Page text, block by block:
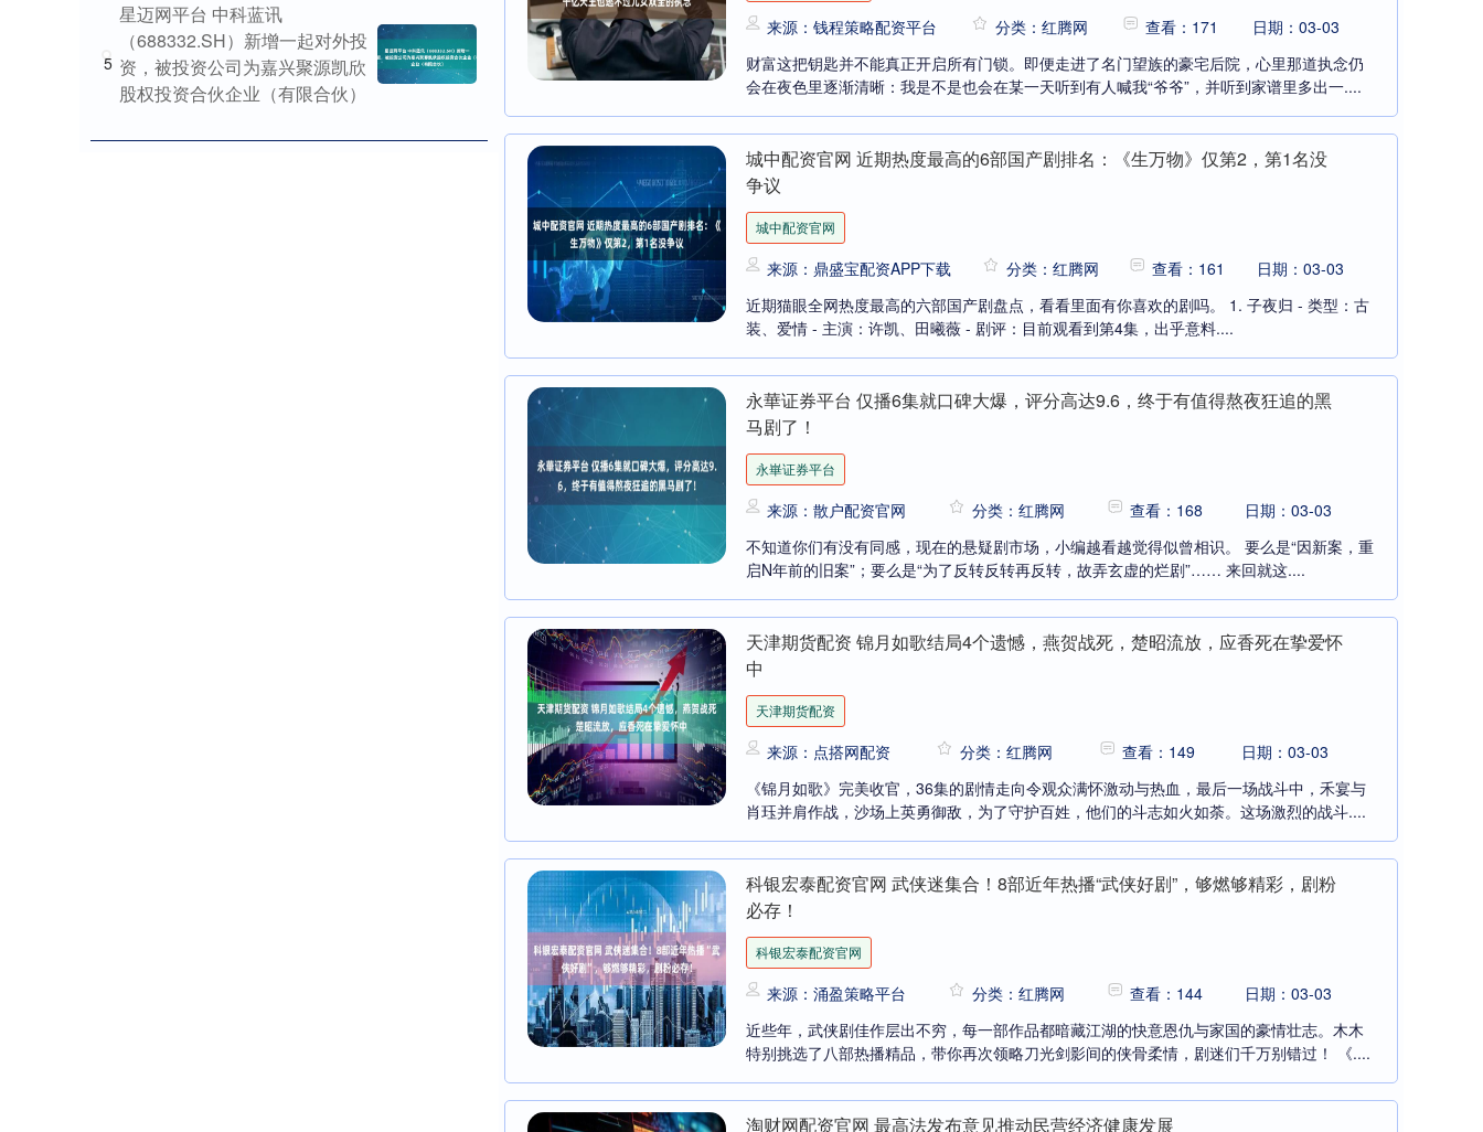
来源：钱程策略配资平台 分类：红腾网 查看：171
日期：03-03
财富这把钥匙并不能真正开启所有门锁。即便走进了名门望族的豪宅后院，心里那道执念仍
会在夜色里逐渐清晰：我是不是也会在某一天听到有人喊我“爷爷”，并听到家谱里多出一....
城中配资官网 近期热度最高的6部国产剧排名：《生万物》仅第2，第1名没
争议
城中配资官网
来源：鼎盛宝配资APP下载 分类：红腾网 查看：161
日期：03-03
近期猫眼全网热度最高的六部国产剧盘点，看看里面有你喜欢的剧吗。 1. 子夜归 - 类型：古
装、爱情 - 主演：许凯、田曦薇 - 剧评：目前观看到第4集，出乎意料....
永華证券平台 仅播6集就口碑大爆，评分高达9.6，终于有值得熬夜狂追的黑
马剧了！
永崋证券平台
来源：散户配资官网 分类：红腾网 查看：168
日期：03-03
不知道你们有没有同感，现在的悬疑剧市场，小编越看越觉得似曾相识。 要么是“因新案，重
启N年前的旧案”；要么是“为了反转反转再反转，故弄玄虚的烂剧”…… 来回就这....
天津期货配资 锦月如歌结局4个遗憾，燕贺战死，楚昭流放，应香死在挚爱怀
中
天津期货配资
来源：点搭网配资 分类：红腾网 查看：149
日期：03-03
《锦月如歌》完美收官，36集的剧情走向令观众满怀激动与热血，最后一场战斗中，禾宴与
肖珏并肩作战，沙场上英勇御敌，为了守护百姓，他们的斗志如火如荼。这场激烈的战斗....
科银宏泰配资官网 武侠迷集合！8部近年热播“武侠好剧”，够燃够精彩，剧粉
必存！
科银宏泰配资官网
来源：涌盈策略平台 分类：红腾网 查看：144
日期：03-03
近些年，武侠剧佳作层出不穷，每一部作品都暗藏江湖的快意恩仇与家国的豪情壮志。木木
特别挑选了八部热播精品，带你再次领略刀光剑影间的侠骨柔情，剧迷们千万别错过！ 《....
淘财网配资官网 最高法发布意见推动民营经济健康发展
5
星迈网平台 中科蓝讯
（688332.SH）新增一起对外投
资，被投资公司为嘉兴聚源凯欣
股权投资合伙企业（有限合伙）